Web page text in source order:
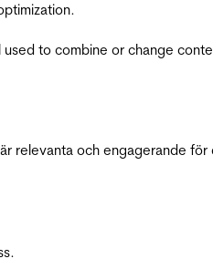
to combine or change
och engagerande